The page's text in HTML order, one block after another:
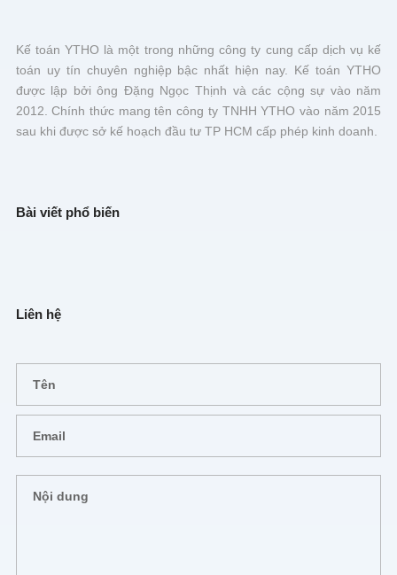
Kế toán YTHO là một trong những công ty cung cấp dịch vụ kế
toán uy tín chuyên nghiệp bậc nhất hiện nay. Kế toán YTHO
được lập bởi ông Đặng Ngọc Thịnh và các cộng sự vào năm
2012. Chính thức mang tên công ty TNHH YTHO vào năm 2015
sau khi được sở kế hoạch đầu tư TP HCM cấp phép kinh doanh.
Bài viết phổ biến
Liên hệ